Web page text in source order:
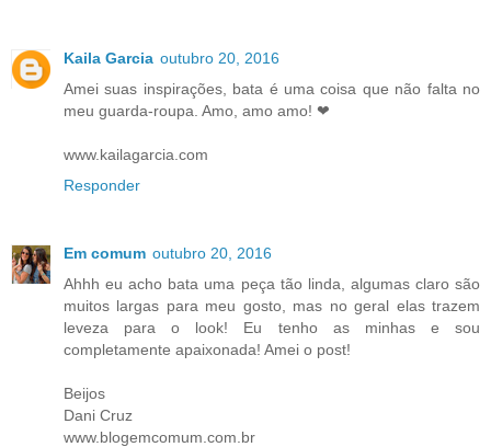
Kaila Garcia outubro 20, 2016
Amei suas inspirações, bata é uma coisa que não falta no
meu guarda-roupa. Amo, amo amo! ❤
www.kailagarcia.com
Responder
Em comum outubro 20, 2016
Ahhh eu acho bata uma peça tão linda, algumas claro são
muitos largas para meu gosto, mas no geral elas trazem
leveza para o look! Eu tenho as minhas e sou
completamente apaixonada! Amei o post!
Beijos
Dani Cruz
www.blogemcomum.com.br